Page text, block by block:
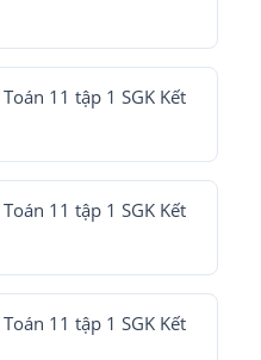
11 tập 1 SGK Kết
11 tập 1 SGK Kết
11 tập 1 SGK Kết